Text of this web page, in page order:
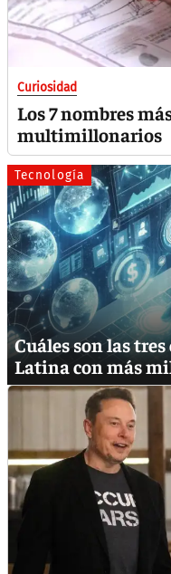
Curiosidad
Los 7 nombres
multimillonarios
Tecnología
Cuáles son las
Latina con más